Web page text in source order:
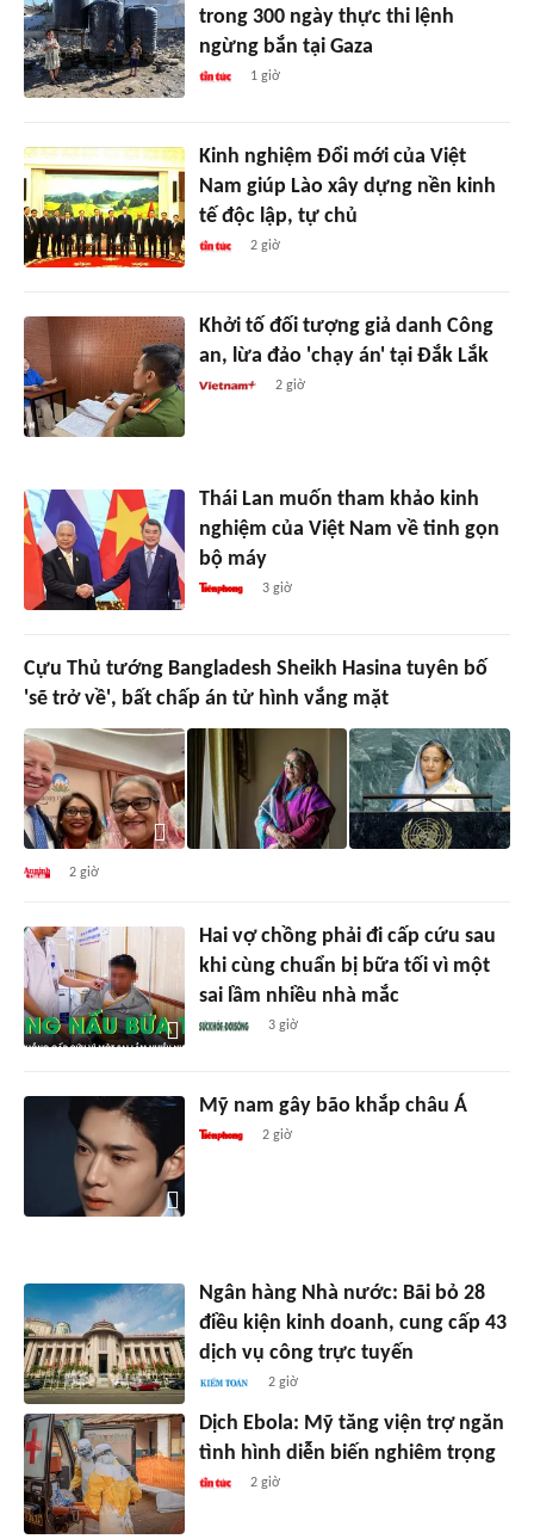
trong 300 ngày thực thi lệnh
ngừng bắn tại Gaza
1 giờ
Kinh nghiệm Đổi mới của Việt
Nam giúp Lào xây dựng nền kinh
tế độc lập, tự chủ
2 giờ
Khởi tố đối tượng giả danh Công
an, lừa đảo 'chạy án' tại Đắk Lắk
2 giờ
Thái Lan muốn tham khảo kinh
nghiệm của Việt Nam về tinh gọn
bộ máy
3 giờ
Cựu Thủ tướng Bangladesh Sheikh Hasina tuyên bố
'sẽ trở về', bất chấp án tử hình vắng mặt
2 giờ
Hai vợ chồng phải đi cấp cứu sau
khi cùng chuẩn bị bữa tối vì một
sai lầm nhiều nhà mắc
3 giờ
Mỹ nam gây bão khắp châu Á
2 giờ
Ngân hàng Nhà nước: Bãi bỏ 28
điều kiện kinh doanh, cung cấp 43
dịch vụ công trực tuyến
2 giờ
Dịch Ebola: Mỹ tăng viện trợ ngăn
tình hình diễn biến nghiêm trọng
2 giờ